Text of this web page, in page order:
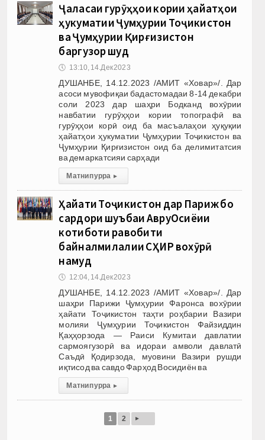
Ҷаласаи гурӯҳҳои кории ҳайатҳои
ҳукуматии Ҷумҳурии Тоҷикистон
ва Ҷумҳурии Қирғизистон
баргузор шуд
🕔 13:10, 14.Дек 2023
ДУШАНБЕ, 14.12.2023 /АМИТ «Ховар»/. Дар
асоси мувофиқаи бадастомадаи 8-14 декабри
соли 2023 дар шаҳри Бодканд вохӯрии
навбатии гурӯҳҳои кории топографӣ ва
гурӯҳҳои корӣ оид ба масъалаҳои ҳуқуқии
ҳайатҳои ҳукуматии Ҷумҳурии Тоҷикистон ва
Ҷумҳурии Қирғизистон оид ба делимитатсия
ва демаркатсияи сарҳади
Матни пурра ▸
Ҳайати Тоҷикистон дар Париж бо
сардори шуъбаи АвруОсиёии
котиботи равобити
байналмилалии СҲИР вохӯрӣ
намуд
🕔 12:04, 14.Дек 2023
ДУШАНБЕ, 14.12.2023 /АМИТ «Ховар»/. Дар
шаҳри Парижи Ҷумҳурии Фаронса вохӯрии
ҳайати Тоҷикистон таҳти роҳбарии Вазири
молияи Ҷумҳурии Тоҷикистон Файзиддин
Қаҳҳорзода — Раиси Кумитаи давлатии
сармоягузорӣ ва идораи амволи давлатӣ
Саъдӣ Қодирзода, муовини Вазири рушди
иқтисод ва савдо Фарҳод Восидиён ва
Матни пурра ▸
1 2 ▸